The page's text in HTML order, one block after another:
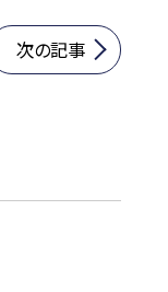
次の記事